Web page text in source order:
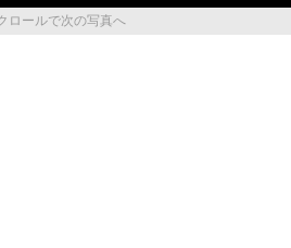
ロールで次の写真へ